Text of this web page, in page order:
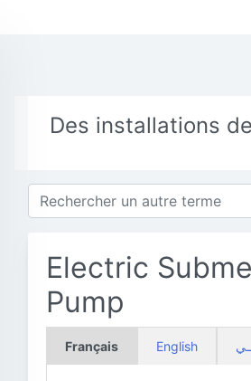
Des installations
Electric
Pump
Français English